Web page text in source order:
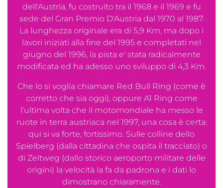
dell'Austria, fu costruito tra il 1968 e il 1969 e fu
sede del Gran Premio D'Austria dal 1970 al 1987.
La lunghezza originale era di 5,9 Km, ma dopo i
lavori iniziati alla fine del 1995 e completati nel
giugno del 1996, la pista e' stata radicalmente
modificata ed ha adesso uno sviluppo di 4,3 Km.
Che lo si voglia chiamare Red Bull Ring (come è
corretto che sia oggi), oppure A1 Ring come
l’ultima volta che il motomondiale ha messo le
ruote in terra austriaca nel 1997, una cosa è certa:
qui si va forte, fortissimo. Sulle colline dello
Spielberg (dalla cittadina che ospita il tracciato) o
di Zeltweg (dallo storico aeroporto militare delle
origini) la velocità la fa da padrona e i dati lo
dimostrano chiaramente.